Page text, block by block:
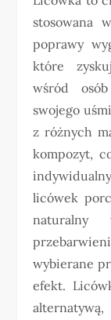
stosowana
poprawy
które
wśród
swojego
z różnych
kompozyt,
licówek
naturalny
wybierane
efekt.